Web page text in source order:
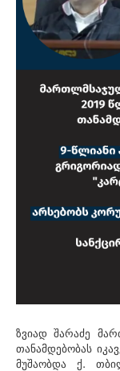
ზვიად შარაძე
თანამდებობას
მუშაობდა ქ.